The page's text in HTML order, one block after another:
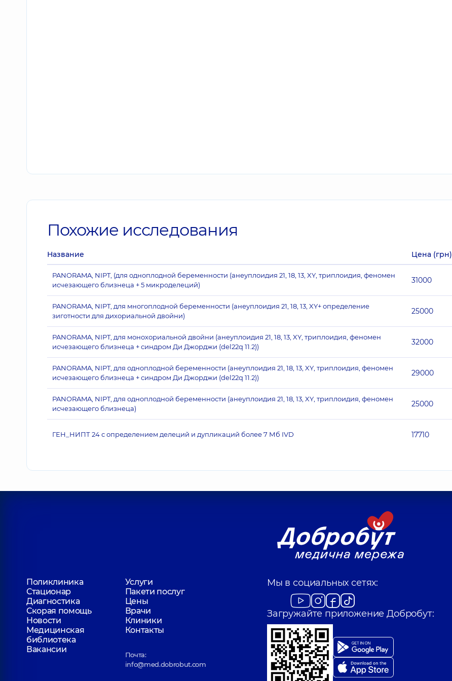
Похожие исследования
Название Цена (грн)
PANORAMA, NIPT, (для одноплодной беременности (анеуплоидия 21, 18, 13, XY, триплоидия, феномен
исчезающего близнеца + 5 микроделеций)
31000
PANORAMA, NIPT, для многоплодной беременности (анеуплоидия 21, 18, 13, XY+ определение
зиготности для дихориальной двойни)
25000
PANORAMA, NIPT, для монохориальной двойни (анеуплоидия 21, 18, 13, XY, триплоидия, феномен
исчезающего близнеца + синдром Ди Джорджи (del22q 11.2))
32000
PANORAMA, NIPT, для одноплодной беременности (анеуплоидия 21, 18, 13, XY, триплоидия, феномен
исчезающего близнеца + синдром Ди Джорджи (del22q 11.2))
29000
PANORAMA, NIPT, для одноплодной беременности (анеуплоидия 21, 18, 13, XY, триплоидия, феномен
исчезающего близнеца)
25000
ГЕН_НИПТ 24 с определением делеций и дупликаций более 7 Мб ​​IVD 17710
Поликлиника
Услуги
Стационар
Пакети послуг
Диагностика
Цены
Скорая помощь
Врачи
Новости
Клиники
Медицинская
библиотека
Контакты
Вакансии
Почта:
info@med.dobrobut.com
Мы в социальных сетях:
Загружайте приложение Добробут: